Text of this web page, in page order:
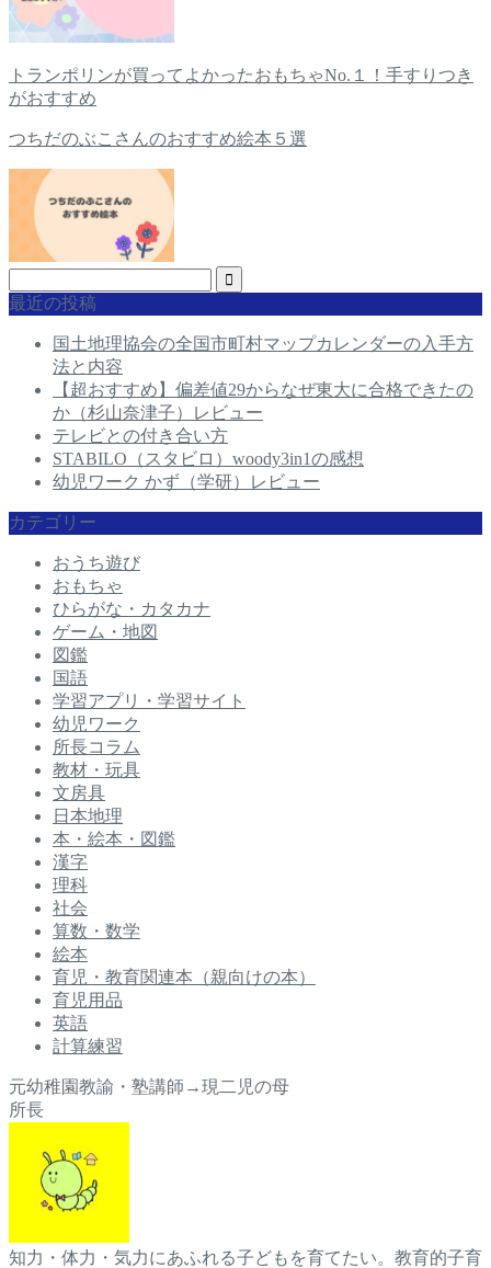
トランポリンが買ってよかったおもちゃNo.１！手すりつき
がおすすめ
つちだのぶこさんのおすすめ絵本５選
最近の投稿
国土地理協会の全国市町村マップカレンダーの入手方
法と内容
【超おすすめ】偏差値29からなぜ東大に合格できたの
か（杉山奈津子）レビュー
テレビとの付き合い方
STABILO（スタビロ）woody3in1の感想
幼児ワーク かず（学研）レビュー
カテゴリー
おうち遊び
おもちゃ
ひらがな・カタカナ
ゲーム・地図
図鑑
国語
学習アプリ・学習サイト
幼児ワーク
所長コラム
教材・玩具
文房具
日本地理
本・絵本・図鑑
漢字
理科
社会
算数・数学
絵本
育児・教育関連本（親向けの本）
育児用品
英語
計算練習
元幼稚園教諭・塾講師→現二児の母
所長
知力・体力・気力にあふれる子どもを育てたい。教育的子育